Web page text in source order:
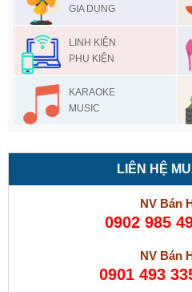
GIA DỤNG
LINH KIỆN
PHỤ KIỆN
KARAOKE
MUSIC
LIÊN HỆ
NV Bán
0902 985
NV Bán
0901 493